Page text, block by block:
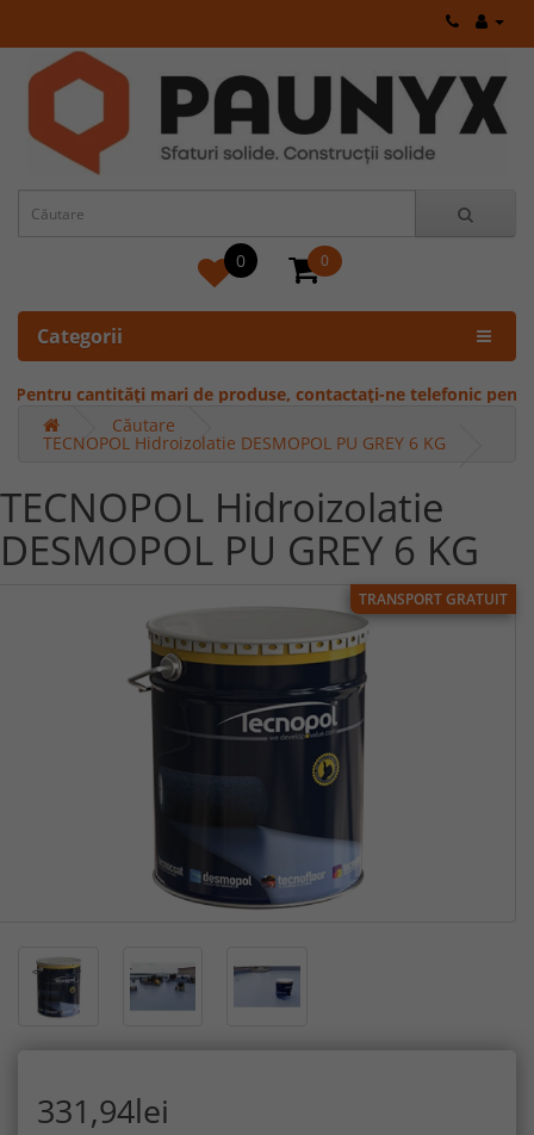
0 0
Categorii
cantități mari de produse, contactați-ne telefonic pentru
Căutare
TECNOPOL Hidroizolatie DESMOPOL PU GREY 6 KG
TECNOPOL Hidroizolatie
DESMOPOL PU GREY 6 KG
TRANSPORT GRATUIT
331,94lei